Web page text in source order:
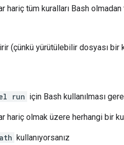
hariç tüm kuralları Bash
(çünkü yürütülebilir dosyası bir
run için Bash kullanılması
hariç olmak üzere herhangi bir
kullanıyorsanız